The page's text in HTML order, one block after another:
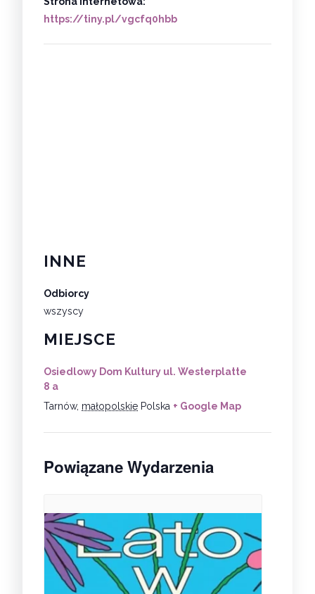
https://tiny.pl/vgcfq0hbb
MIEJSCE
Osiedlowy Dom Kultury ul. Westerplatte
8 a
Tarnów, małopolskie Polska + Google Map
INNE
Odbiorcy
wszyscy
Powiązane Wydarzenia